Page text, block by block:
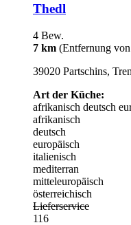
Thedl
4 Bew.
7 km (Entfernung
39020 Partschins,
Art der Küche:
afrikanisch deutsch
afrikanisch
deutsch
europäisch
italienisch
mediterran
mitteleuropäisch
österreichisch
Lieferservice
116